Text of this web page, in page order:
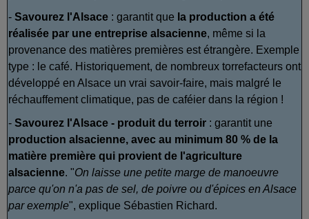
- Savourez l'Alsace : garantit que la production a été
réalisée par une entreprise alsacienne, même si la
provenance des matières premières est étrangère. Exemple
type : le café. Historiquement, de nombreux torrefacteurs ont
développé en Alsace un vrai savoir-faire, mais malgré le
réchauffement climatique, pas de caféier dans la région !
- Savourez l'Alsace - produit du terroir : garantit une
production alsacienne, avec au minimum 80 % de la
matière première qui provient de l'agriculture
alsacienne. "On laisse une petite marge de manoeuvre
parce qu'on n'a pas de sel, de poivre ou d'épices en Alsace
par exemple", explique Sébastien Richard.